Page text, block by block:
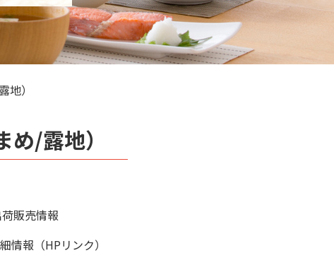
）
/露地）
販売情報
情報（HPリンク）